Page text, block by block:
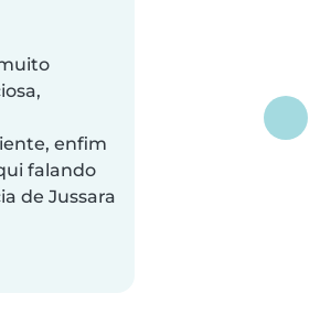
enfim
falando
de Jussara